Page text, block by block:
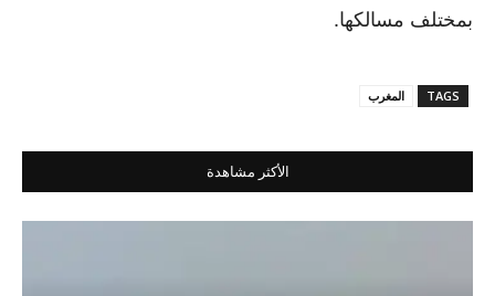
بمختلف مسالكها.
TAGS المغرب
الأكثر مشاهدة